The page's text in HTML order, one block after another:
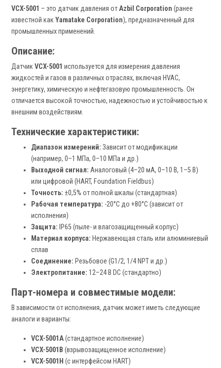
VCX-5001 – это датчик давления отAzbil Corporation (ранее
известной как Yamatake Corporation), предназначенный для
промышленных применений.
Описание:
Датчик VCX-5001 используется для измерения давления
жидкостей и газов в различных отраслях, включая HVAC,
энергетику, химическую и нефтегазовую промышленность. Он
отличается высокой точностью, надежностью и устойчивостью к
внешним воздействиям.
Технические характеристики:
Диапазон измерений: Зависит от модификации
(например, 0–1 МПа, 0–10 МПа и др.)
Выходной сигнал: Аналоговый (4–20 мА, 0–10 В, 1–5 В)
или цифровой (HART, Foundation Fieldbus)
Точность: ±0,5% от полной шкалы (стандартная)
Рабочая температура: -20°C до +80°C (зависит от
исполнения)
Защита: IP65 (пыле- и влагозащищенный корпус)
Материал корпуса: Нержавеющая сталь или алюминиевый
сплав
Соединение: Резьбовое (G1/2, 1/4 NPT и др.)
Электропитание: 12–24 В DC (стандартно)
Парт-номера и совместимые модели:
В зависимости от исполнения, датчик может иметь следующие
аналоги и варианты:
VCX-5001A(стандартное исполнение)
VCX-5001B (взрывозащищенное исполнение)
VCX-5001H (с интерфейсом HART)